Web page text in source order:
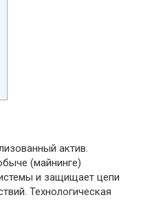
актив.
(майнинге)
и защищает цепи
Технологическая